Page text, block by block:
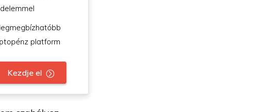
platform
Kezdje el